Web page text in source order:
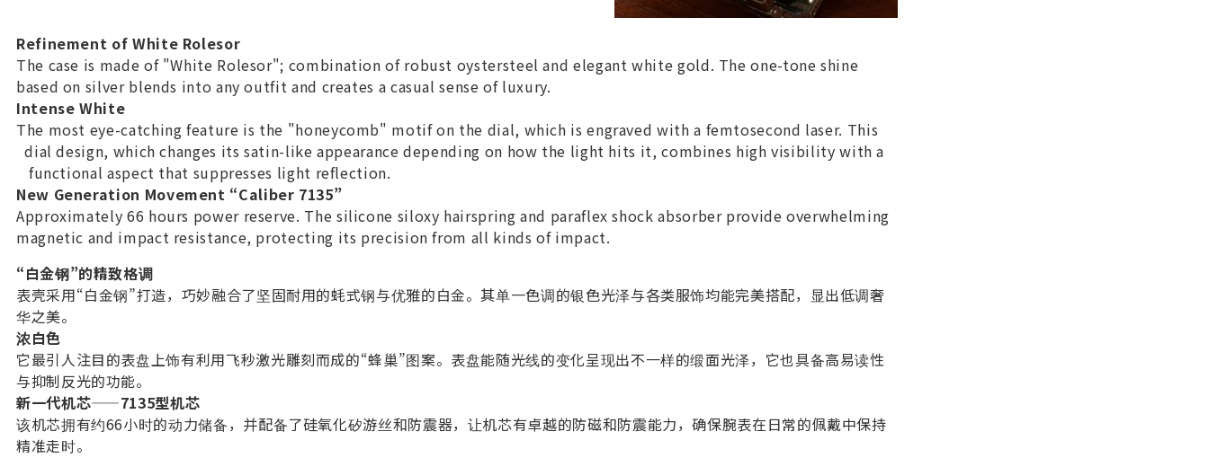
Refinement of White Rolesor
The case is made of "White Rolesor"; combination of robust oystersteel and elegant white gold. The one-tone shine
based on silver blends into any outfit and creates a casual sense of luxury.
Intense White
The most eye-catching feature is the "honeycomb" motif on the dial, which is engraved with a femtosecond laser. This
dial design, which changes its satin-like appearance depending on how the light hits it, combines high visibility with a
functional aspect that suppresses light reflection.
New Generation Movement “Caliber 7135”
Approximately 66 hours power reserve. The silicone siloxy hairspring and paraflex shock absorber provide overwhelming
magnetic and impact resistance, protecting its precision from all kinds of impact.
“白金钢”的精致格调
表壳采用“白金钢”打造，巧妙融合了坚固耐用的蚝式钢与优雅的白金。其单一色调的银色光泽与各类服饰均能完美搭配，显出低调奢
华之美。
浓白色
它最引人注目的表盘上饰有利用飞秒激光雕刻而成的“蜂巢”图案。表盘能随光线的变化呈现出不一样的缎面光泽，它也具备高易读性
与抑制反光的功能。
新一代机芯——7135型机芯
该机芯拥有约66小时的动力储备，并配备了硅氧化矽游丝和防震器，让机芯有卓越的防磁和防震能力，确保腕表在日常的佩戴中保持
精准走时。